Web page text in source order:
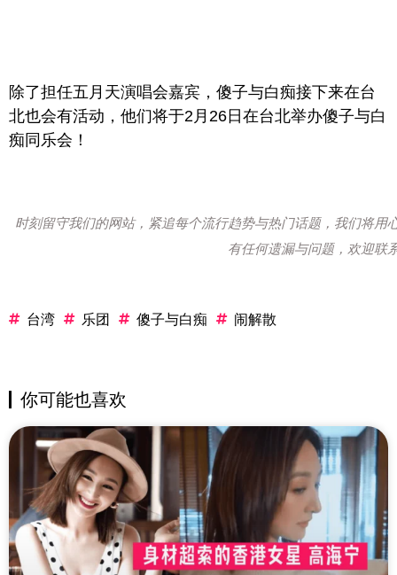
除了担任五月天演唱会嘉宾，傻子与白痴接下来在台
北也会有活动，他们将于2月26日在台北举办傻子与白
痴同乐会！
时刻留守我们的网站，紧追每个流行趋势与热门话题，我们将用
有任何遗漏与问题，欢迎联
台湾 乐团 傻子与白痴 闹解散
你可能也喜欢